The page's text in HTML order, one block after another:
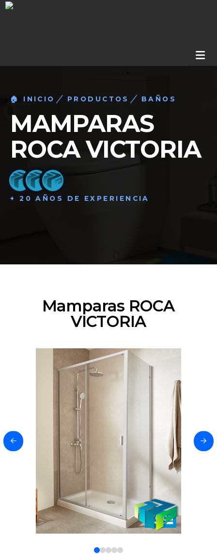
🏠 INICIO PRODUCTOS BAÑOS
MAMPARAS
ROCA VICTORIA
+ 20 AÑOS DE EXPERIENCIA
Mamparas ROCA
VICTORIA
01 234